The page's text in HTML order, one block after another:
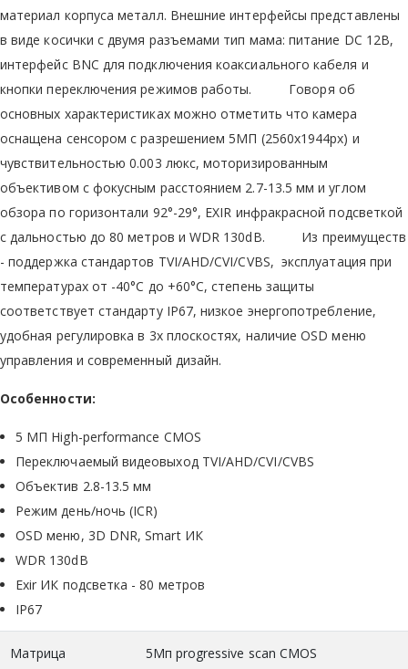
материал корпуса металл. Внешние интерфейсы представлены
в виде косички с двумя разъемами тип мама: питание DC 12В,
интерфейс BNC для подключения коаксиального кабеля и
кнопки переключения режимов работы. Говоря об
основных характеристиках можно отметить что камера
оснащена сенсором с разрешением 5МП (2560х1944px) и
чувствительностью 0.003 люкс, моторизированным
объективом с фокусным расстоянием 2.7-13.5 мм и углом
обзора по горизонтали 92°-29°, EXIR инфракрасной подсветкой
с дальностью до 80 метров и WDR 130dB. Из преимуществ
- поддержка стандартов TVI/AHD/CVI/CVBS, эксплуатация при
температурах от -40°C до +60°C, степень защиты
соответствует стандарту IP67, низкое энергопотребление,
удобная регулировка в 3х плоскостях, наличие OSD меню
управления и современный дизайн.
Особенности:
5 МП High-performance CMOS
Переключаемый видеовыход TVI/AHD/CVI/CVBS
Объектив 2.8-13.5 мм
Режим день/ночь (ICR)
OSD меню, 3D DNR, Smart ИК
WDR 130dB
Exir ИК подсветка - 80 метров
IP67
Матрица 5Мп progressive scan CMOS